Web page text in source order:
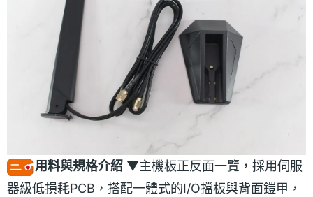
用料與規格介紹 ▼主機板正反面一覽，採用伺服
器級低損耗PCB，搭配一體式的I/O擋板與背面鎧甲，